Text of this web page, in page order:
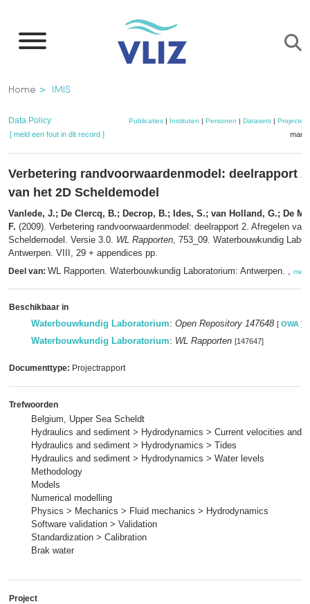
naar
inhoud
gaan
Kruimelpad
Home IMIS
Data Policy Publicaties| Instituten | Personen | Datasets| Projecten
[ meld een fout in dit record ]
Verbetering randvoorwaardenmodel: deelrapport
van het 2D Scheldemodel
Vanlede, J.; De Clercq, B.; Decrop, B.; Ides, S.; van Holland, G.; De
F. (2009). Verbetering randvoorwaardenmodel: deelrapport 2. Afregelen van
Scheldemodel. Versie 3.0. WL Rapporten, 753_09. Waterbouwkundig
Antwerpen. VIII, 29 + appendices pp.
Deel van: WL Rapporten. Waterbouwkundig Laboratorium: Antwerpen. , meer
Beschikbaar in
Waterbouwkundig Laboratorium: Open Repository 147648 [ OWA ]
Waterbouwkundig Laboratorium: WL Rapporten [147647]
Documenttype: Projectrapport
Trefwoorden
Belgium, Upper Sea Scheldt
Hydraulics and sediment > Hydrodynamics > Current velocities and
Hydraulics and sediment > Hydrodynamics > Tides
Hydraulics and sediment > Hydrodynamics > Water levels
Methodology
Models
Numerical modelling
Physics > Mechanics > Fluid mechanics > Hydrodynamics
Software validation > Validation
Standardization > Calibration
Brak water
Project